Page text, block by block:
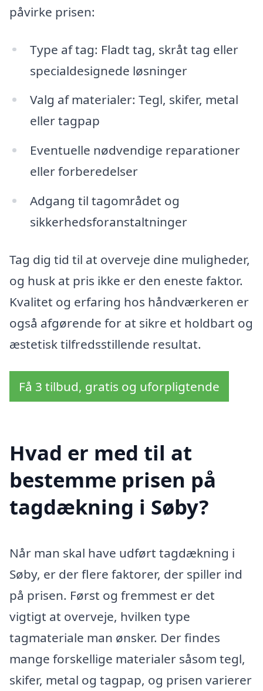
påvirke prisen:
Type af tag: Fladt tag, skråt tag eller
specialdesignede løsninger
Valg af materialer: Tegl, skifer, metal
eller tagpap
Eventuelle nødvendige reparationer
eller forberedelser
Adgang til tagområdet og
sikkerhedsforanstaltninger
Tag dig tid til at overveje dine muligheder,
og husk at pris ikke er den eneste faktor.
Kvalitet og erfaring hos håndværkeren er
også afgørende for at sikre et holdbart og
æstetisk tilfredsstillende resultat.
Få 3 tilbud, gratis og uforpligtende
Hvad er med til at
bestemme prisen på
tagdækning i Søby?
Når man skal have udført tagdækning i
Søby, er der flere faktorer, der spiller ind
på prisen. Først og fremmest er det
vigtigt at overveje, hvilken type
tagmateriale man ønsker. Der findes
mange forskellige materialer såsom tegl,
skifer, metal og tagpap, og prisen varierer